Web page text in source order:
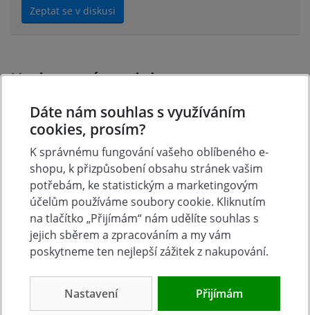
Zeptat se v diskusi
Hodnocení produktu
Přidejte vlastní hodnocení produktu a pomožte tak
dalším nakupujícím.
Hodnoťte.
Přidat vlastní hodnocení
Dáte nám souhlas s využíváním
cookies, prosím?
K správnému fungování vašeho oblíbeného e-
shopu, k přizpůsobení obsahu stránek vašim
potřebám, ke statistickým a marketingovým
účelům používáme soubory cookie. Kliknutím
na tlačítko „Přijímám“ nám udělíte souhlas s
jejich sběrem a zpracováním a my vám
poskytneme ten nejlepší zážitek z nakupování.
Nastavení Přijímám